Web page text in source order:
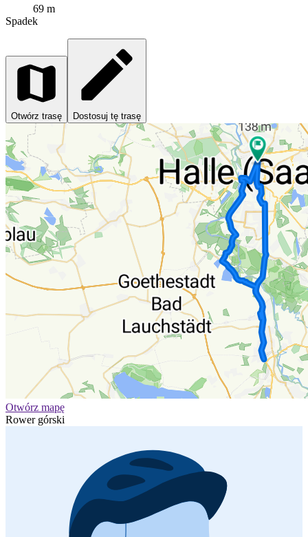
69 m
Spadek
Otwórz trasę Dostosuj tę trasę
Otwórz mapę
Rower górski